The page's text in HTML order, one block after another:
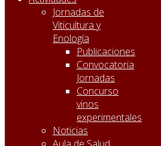
Jornadas de
Viticultura y
Enología
Publicaciones
Convocatoria
Jornadas
Concurso
vinos
experimentales
Noticias